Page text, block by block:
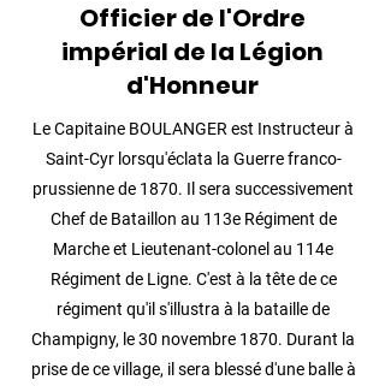
Officier de l'Ordre
impérial de la Légion
d'Honneur
L e Capitaine BOULANGER est Instructeur à
Saint-Cyr lorsqu'éclata la Guerre franco-
prussienne de 1870. Il sera successivement
Chef de Bataillon au 113e Régiment de
Marche et Lieutenant-colonel au 114e
Régiment de Ligne. C'est à la tête de ce
régiment qu'il s'illustra à la bataille de
Champigny, le 30 novembre 1870. Durant la
prise de ce village, il sera blessé d'une balle à